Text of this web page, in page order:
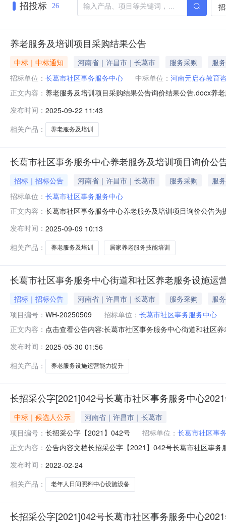
招投标 26
养老服务及培训项目采购结果公告
中标｜中标通知 河南省｜许昌市｜长葛市 服务采购
服务
招标单位： 长葛市社区事务服务中心 中标单位： 河南元启春教育
正文内容： 养老服务及培训项目采购结果公告询价结果公告.docx养
咨询有限公司351长葛市钟繇社会工作服务中心343采购
发布时间： 2025-09-22 11:43
相关产品：
养老服务及培训
长葛市社区事务服务中心养老服务及培训项目询价公
招标｜招标公告 河南省｜许昌市｜长葛市 服务采购
服务
招标单位： 长葛市社区事务服务中心
正文内容： 长葛市社区事务服务中心养老服务及培训项目询价公告
护者，集中开展开展居家养老服务技能培训；为为需要
金共计21万元，投标报价不得超过预算
发布时间： 2025-09-09 10:13
相关产品：
养老服务及培训 居家养老服务技能培训
长葛市社区事务服务中心街道和社区养老服务设施运
招标｜招标公告 河南省｜许昌市｜长葛市 服务采购
服务
项目编号： WH-20250509 招标单位： 长葛市社区事务服务中心
正文内容： 点击查看公告内容:长葛市社区事务服务中心街道和社区
关批准，项目资金来源为国有资金21万元，招标人为长
围：本招标项目划分为1个标段
发布时间： 2025-05-30 01:56
相关产品：
养老服务设施运营能力提升
长招采公字[2021]042号长葛市社区事务服务中心
中标｜候选人公示
河南省｜许昌市｜长葛市
项目编号： 长招采公字【2021】042号 招标单位： 长葛市社区事
正文内容： 公告内容文档长招采公字【2021】042号长葛市社区事
公告发布日期：2021年12月13日；（四）变更公告发布
发布时间： 2022-02-24
相关产品：
老年人日间照料中心设施设备
长招采公字[2021]042号长葛市社区事务服务中心